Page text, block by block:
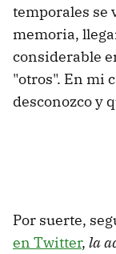
temporales se
memoria,
considerable
"otros". En mi
desconozco y
Por suerte,
en Twitter, la